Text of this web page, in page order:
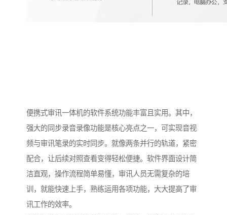
便携式审讯一体机的软件系统功能丰富且实用。其中，
强大的同步录音录像功能是核心亮点之一，可实现音视
频与审讯笔录的实时同步。就像两条并行的轨道，紧密
配合，让后续对照查看变得轻松便捷。软件界面设计简
洁直观，操作流程简单易懂，审讯人员无需复杂的培
训，就能快速上手，熟练运用各项功能，大大提高了审
讯工作的效率。​